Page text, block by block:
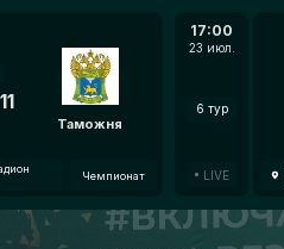
11
Таможня
Чемпионат
17:00
23 июл.
6 тур
LIVE